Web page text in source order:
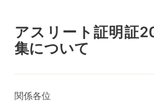
アスリート証明証
集について
関係各位